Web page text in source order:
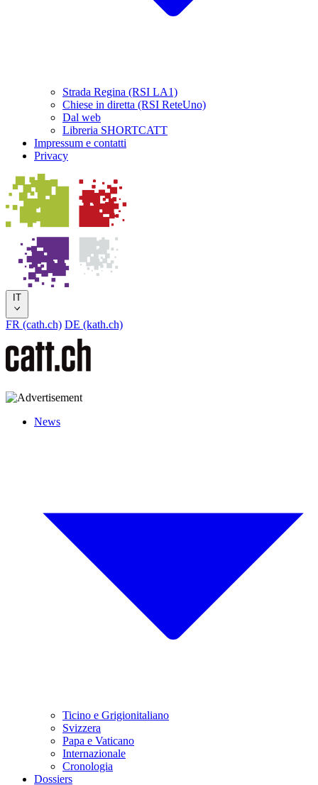
Strada Regina (RSI LA1)
Chiese in diretta (RSI ReteUno)
Dal web
Libreria SHORTCATT
Impressum e contatti
Privacy
IT
FR (cath.ch) DE (kath.ch)
News
Ticino e Grigionitaliano
Svizzera
Papa e Vaticano
Internazionale
Cronologia
Dossiers